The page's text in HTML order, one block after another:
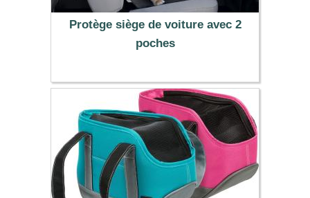
Protège siège de voiture avec 2
poches
22.99 €